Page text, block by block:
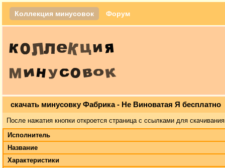
Коллекция минусовок Форум
скачать минусовку Фабрика - Не Виноватая Я бесплатно
После нажатия кнопки откроется страница с ссылками для
Исполнитель
Название
Характеристики